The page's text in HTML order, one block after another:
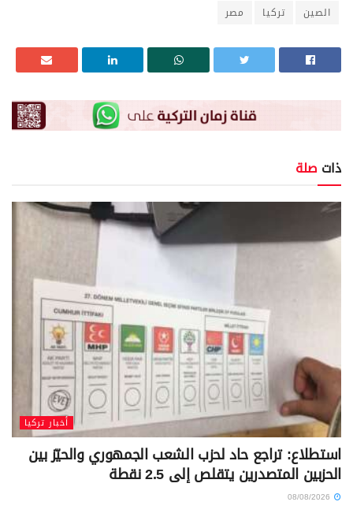
الصين
تركيا مصر
ذات صلة
أخبار تركيا
استطلاع: تراجع حاد لحزب الشعب الجمهوري والحيّز بين
الحزبين المتصدرين يتقلص إلى 2.5 نقطة